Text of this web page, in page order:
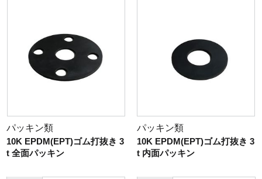
パッキン類
10K EPDM(EPT)ゴム打抜き 3
t 全面パッキン
パッキン類
10K EPDM(EPT)ゴム打抜き 3
t 内面パッキン